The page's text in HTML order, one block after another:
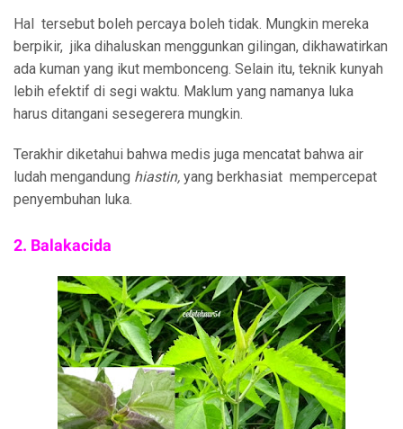
Hal tersebut boleh percaya boleh tidak. Mungkin mereka
berpikir, jika dihaluskan menggunkan gilingan, dikhawatirkan
ada kuman yang ikut membonceng. Selain itu, teknik kunyah
lebih efektif di segi waktu. Maklum yang namanya luka
harus ditangani sesegerera mungkin.
Terakhir diketahui bahwa medis juga mencatat bahwa air
ludah mengandung hiastin, yang berkhasiat mempercepat
penyembuhan luka.
2. Balakacida